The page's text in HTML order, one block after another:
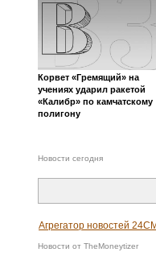
Корвет «Гремящий» на
учениях ударил ракетой
«Калибр» по камчатскому
полигону
Новости сегодня
Агрегатор новостей
Новости от TheMoneytizer